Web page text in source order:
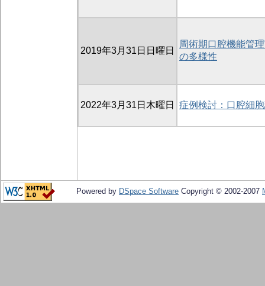
2019年3月31日日曜日
周術期口腔機能管
の多様性
2022年3月31日木曜日 症例検討：口腔細
Powered by DSpace Software Copyright © 2002-2007